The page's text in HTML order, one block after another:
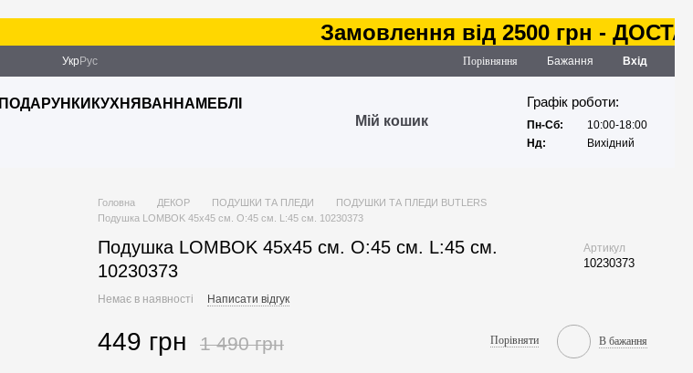
Замовлення від 2500 грн -
Укр Рус Порівняння Бажання Вхід
ПОДАРУНКИ КУХНЯ ВАННА МЕБЛІ
Мій кошик
Графік роботи:
Пн-Сб:
10:00-18:00
Нд:
Вихідний
Головна ДЕКОР ПОДУШКИ ТА ПЛЕДИ
ПОДУШКИ ТА ПЛЕДИ BUTLERS
Подушка LOMBOK 45х45 см. O:45 см. L:45 см. 10230373
Подушка LOMBOK 45х45 см. O:45 см. L:45 см.
10230373
Артикул
10230373
Немає в наявності Написати відгук
449 грн 1 490 грн Порівняти В бажання